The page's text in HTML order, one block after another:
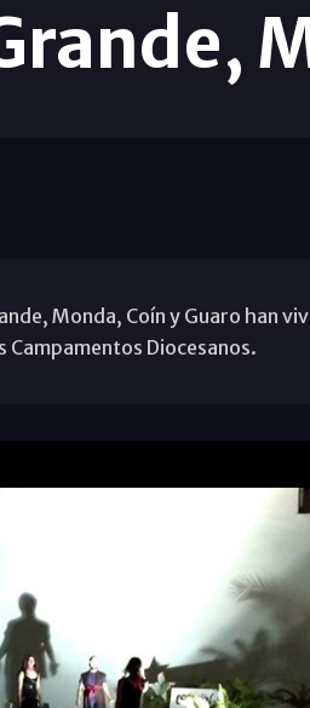
Monda, Coín y Guaro han
Diocesanos.